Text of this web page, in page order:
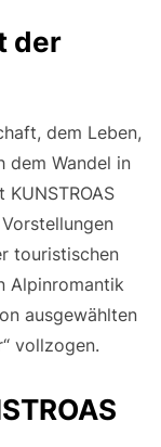
der
dem Leben,
dem Wandel in
touristischen
Alpinromantik
ausgewählten
vollzogen.